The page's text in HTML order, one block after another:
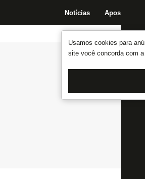
Usamos cookies para
site você concorda com a
Notícias Apostas